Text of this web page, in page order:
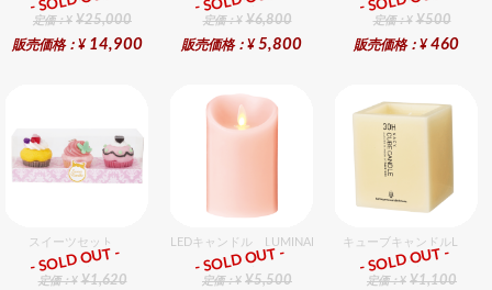
定価：¥ ¥25,000
販売価格：¥ 14,900
定価：¥ ¥6,800
販売価格：¥ 5,800
定価：¥ ¥500
販売価格：¥ 460
スイーツセット
ギフト
定価：¥ ¥1,620
- SOLD OUT -
LEDキャンドル LUMINARA（ルミナラ） ピンク ピラ
ギフト
定価：¥ ¥5,500
- SOLD OUT -
キューブキャンドルL
ギフト
定価：¥ ¥1,100
- SOLD OUT -